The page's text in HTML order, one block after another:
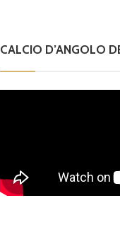
CALCIO D’ANGOLO